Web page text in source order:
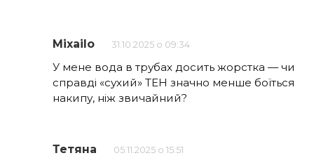
Mixailo 31.10.2025 о 09:34
У мене вода в трубах досить жорстка — чи
справді «сухий» ТЕН значно менше боїться
накипу, ніж звичайний?
Тетяна 05.11.2025 о 15:51